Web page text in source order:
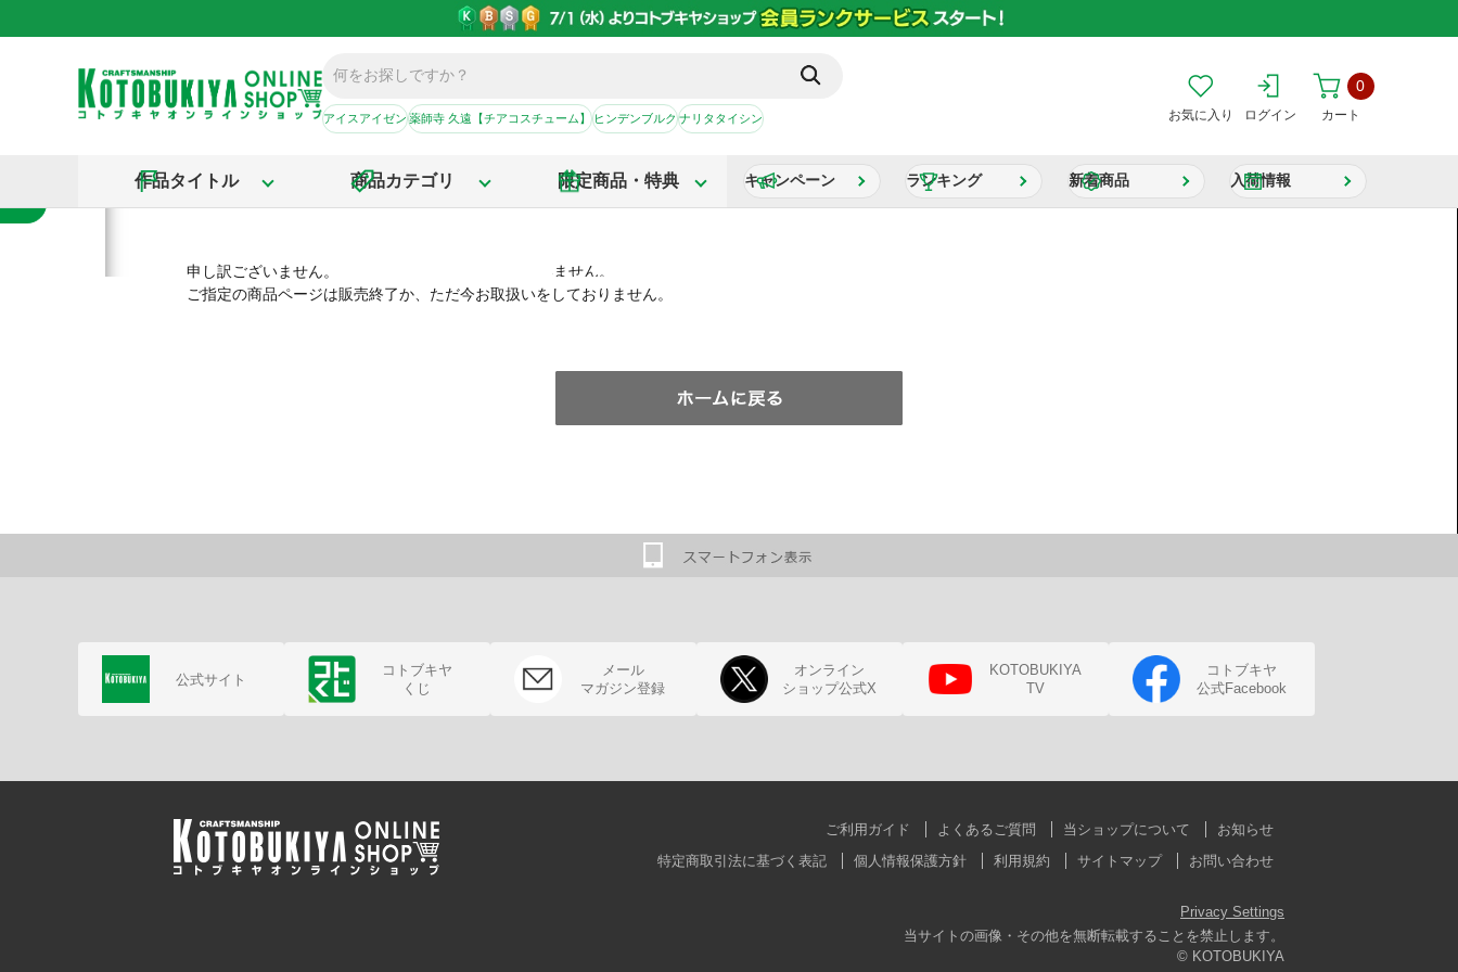
アイスアイゼン薬師寺 久遠【チアコスチューム】ヒンデンブルクナリタタイシン お気に入り ログイン カート
0
作品タイトル 商品カテゴリ 限定商品・特典 キャンペーン ランキング 新着商品 入荷情報
申し訳ございません。
ご指定の商品ページは販売終了か、ただ今お取扱いをしておりません。
公式サイト
コトブキヤ
くじ
メール
マガジン登録
オンライン
ショップ公式X
KOTOBUKIYA
TV
コトブキヤ
公式Facebook
ご利用ガイド よくあるご質問 当ショップについて
お知らせ
特定商取引法に基づく表記
個人情報保護方針 利用規約 サイトマップ お問い合わせ
Privacy Settings
当サイトの画像・その他を無断転載することを禁止します。
© KOTOBUKIYA